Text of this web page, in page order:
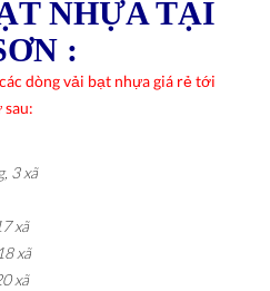
NHỰA TẠI
:
dòng vải bạt nhựa giá rẻ tới
3 xã
xã
xã
xã